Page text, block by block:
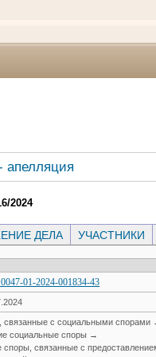
апелляция
2024
ДЕЛА УЧАСТНИКИ
01-2024-001834-43
связанные с социальными спорами
социальные споры →
споры, связанные с